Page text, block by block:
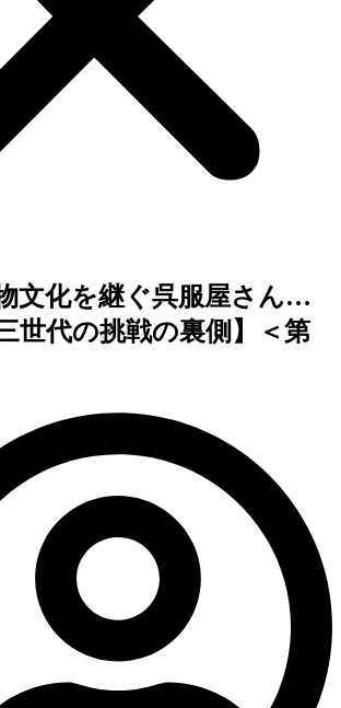
文化を継ぐ呉服屋さん…
世代の挑戦の裏側】＜第